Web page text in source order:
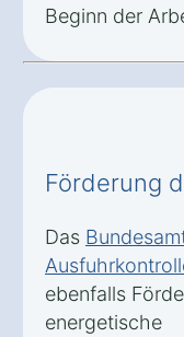
Beginn der
Förderung
Das
ebenfalls
energetische